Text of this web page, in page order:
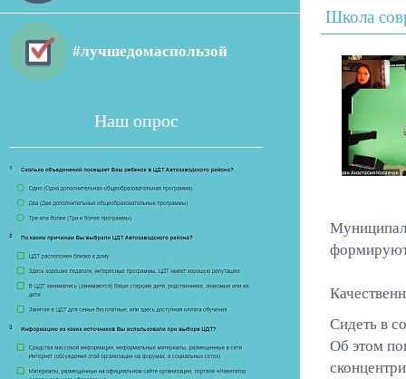
#лучшедомаспользой
Наш опрос
Школа
формируют
Сидеть в
Об этом